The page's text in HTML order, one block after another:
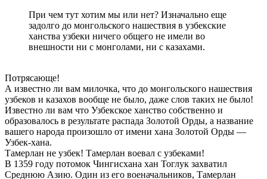
При чем тут хотим мы или нет? Изначально еще
задолго до монгольского нашествия в узбекские
ханства узбеки ничего общего не имели во
внешности ни с монголами, ни с казахами.
Потрясающе!
А известно ли вам милочка, что до монгольского нашествия
узбеков и казахов вообще не было, даже слов таких не было!
Известно ли вам что Узбекское ханство собственно и
образовалось в результате распада Золотой Орды, а название
вашего народа произошло от имени хана Золотой Орды —
Узбек-хана.
Тамерлан не узбек! Тамерлан воевал с узбеками!
В 1359 году потомок Чингисхана хан Тоглук захватил
Среднюю Азию. Один из его военачальников, Тамерлан